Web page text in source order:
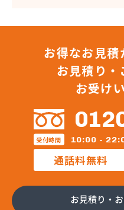
佐藤燃料店
佐野市エルピーガス販
佐野燃料
細井プロパン
三愛オブリガス東日
営業所/卸売課
三柴正雄商店
三田岱治商店
氏家高圧ガス保安センタ
お得なお見積
お見積り・
お受け
受付時間 10:00 -
通話料無料
お見積り・